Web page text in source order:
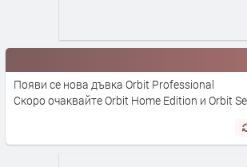
Появи се нова дъвка Orbit Professional
Скоро очаквайте Orbit Home Edition и Orbit